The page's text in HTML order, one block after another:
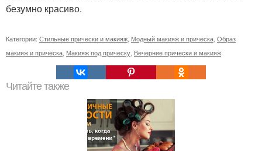
безумно красиво.
Категории: Стильные прически и макияж Модный макияж и прическа Образ
макияж и прическа Макияж под прическу Вечерние прически и макияж
Читайте также